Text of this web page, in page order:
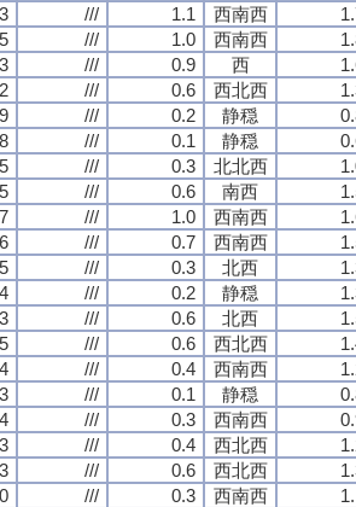
/// 1.1 西南西
/// 1.0 西南西
/// 0.9 西
/// 0.6 西北西
/// 0.2 静穏
/// 0.1 静穏
/// 0.3 北北西
/// 0.6 南西
/// 1.0 西南西
/// 0.7 西南西
/// 0.3 北西
/// 0.2 静穏
/// 0.6 北西
/// 0.6 西北西
/// 0.4 西南西
/// 0.1 静穏
/// 0.3 西南西
/// 0.4 西北西
/// 0.6 西北西
/// 0.3 西南西